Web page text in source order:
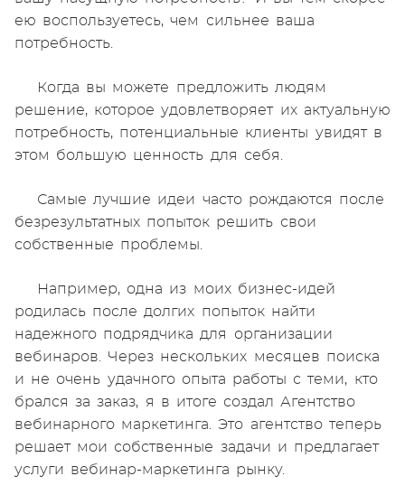
ею воспользуетесь, чем сильнее ваша
потребность.
Когда вы можете предложить людям
решение, которое удовлетворяет их актуальную
потребность, потенциальные клиенты увидят в
этом большую ценность для себя.
Самые лучшие идеи часто рождаются после
безрезультатных попыток решить свои
собственные проблемы.
Например, одна из моих бизнес-идей
родилась после долгих попыток найти
надежного подрядчика для организации
вебинаров. Через нескольких месяцев поиска
и не очень удачного опыта работы с теми, кто
брался за заказ, я в итоге создал Агентство
вебинарного маркетинга. Это агентство теперь
решает мои собственные задачи и предлагает
услуги вебинар-маркетинга рынку.